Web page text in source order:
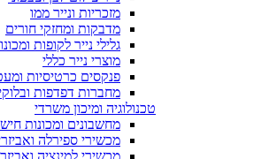
מזכריות ונייר ממו
מדבקות ומחזקי חורים
גלילי נייר לקופות
מוצרי נייר כללי
פנקסים כרטיסיות
מחברות דפדפות
טכנולוגיה ומיכון משרדי
מחשבונים ומכונות
מכשירי ספירלה
מכשירי למינציה